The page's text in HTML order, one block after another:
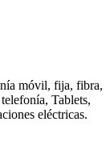
móvil, fija, fibra,
Tablets,
eléctricas.